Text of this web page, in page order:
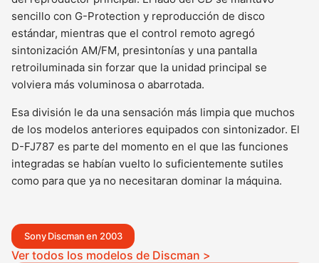
sencillo con G-Protection y reproducción de disco
estándar, mientras que el control remoto agregó
sintonización AM/FM, presintonías y una pantalla
retroiluminada sin forzar que la unidad principal se
volviera más voluminosa o abarrotada.
Esa división le da una sensación más limpia que muchos
de los modelos anteriores equipados con sintonizador. El
D-FJ787 es parte del momento en el que las funciones
integradas se habían vuelto lo suficientemente sutiles
como para que ya no necesitaran dominar la máquina.
Sony Discman en 2003
Ver todos los modelos de Discman >